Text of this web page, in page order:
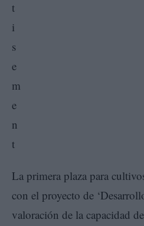
La primera plaza para
con el proyecto de
valoración de la capacidad